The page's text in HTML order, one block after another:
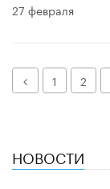
27 февраля
Назад1 2
НОВОСТИ